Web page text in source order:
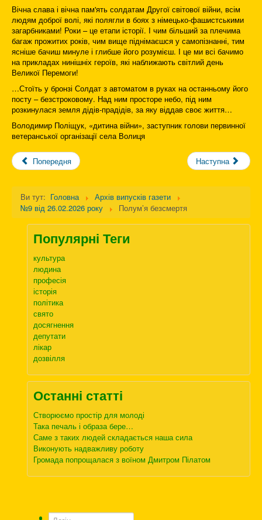
Вічна слава і вічна пам'ять солдатам Другої світової війни, всім
людям доброї волі, які полягли в боях з німецько-фашистськими
загарбниками! Роки – це етапи історії. І чим більший за плечима
багаж прожитих років, чим вище піднімаєшся у самопізнанні, тим
ясніше бачиш минуле і глибше його розумієш. І це ми всі бачимо
на прикладах нинішніх героїв, які наближають світлий день
Великої Перемоги!
…Стоїть у бронзі Солдат з автоматом в руках на останньому його
посту – безстроковому. Над ним просторе небо, під ним
розкинулася земля дідів-прадідів, за яку віддав своє життя…
Володимир Поліщук, «дитина війни», заступник голови первинної
ветеранської організації села Волиця
Попередня Наступна
Ви тут: Головна
Архів випусків газети
№9 від 26.02.2026 року
Полум’я безсмертя
Популярні Теги
культура
людина
професія
історія
політика
свято
досягнення
депутати
лікар
дозвілля
Останні статті
Створюємо простір для молоді
Така печаль і образа бере…
Саме з таких людей складається наша сила
Виконують надважливу роботу
Громада попрощалася з воїном Дмитром Пілатом